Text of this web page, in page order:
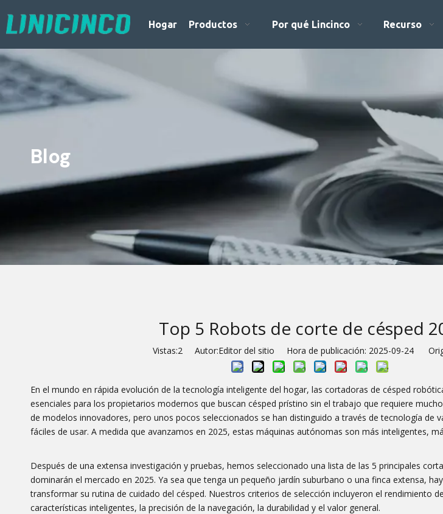
Hogar Productos Por qué Lincinco Recurso
Blog
Top 5 Robots de corte de césped
Vistas:2Autor:Editor del sitio Hora de publicación: 2025-09-24
En el mundo en rápida evolución de la tecnología inteligente del hogar, las cortadoras de césped
esenciales para los propietarios modernos que buscan césped prístino sin el trabajo que requiere
de modelos innovadores, pero unos pocos seleccionados se han distinguido a través de tecnología de
fáciles de usar. A medida que avanzamos en 2025, estas máquinas autónomas son más inteligentes,
Después de una extensa investigación y pruebas, hemos seleccionado una lista de las 5 principales
dominarán el mercado en 2025. Ya sea que tenga un pequeño jardín suburbano o una finca extensa,
transformar su rutina de cuidado del césped. Nuestros criterios de selección incluyeron el rendimiento
características inteligentes, la precisión de la navegación, la durabilidad y el valor general.